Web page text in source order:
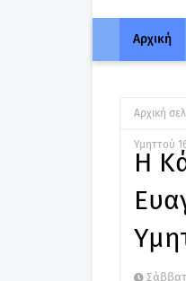
Αρχική
Αρχική
Υμηττού
Η